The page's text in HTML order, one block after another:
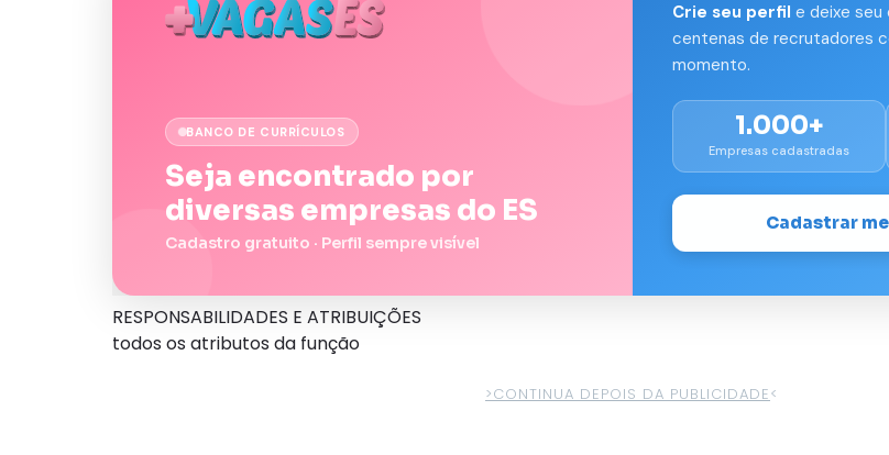
BANCO DE CURRÍCULOS
Seja encontrado por
diversas empresas do ES
Cadastro gratuito · Perfil sempre visível
Crie seu perfil e deixe seu
centenas de recrutadores
momento.
1.000+
Empresas cadastradas
Cadastrar
RESPONSABILIDADES E ATRIBUIÇÕES
todos os atributos da função
>CONTINUA DEPOIS DA PUBLICIDADE<